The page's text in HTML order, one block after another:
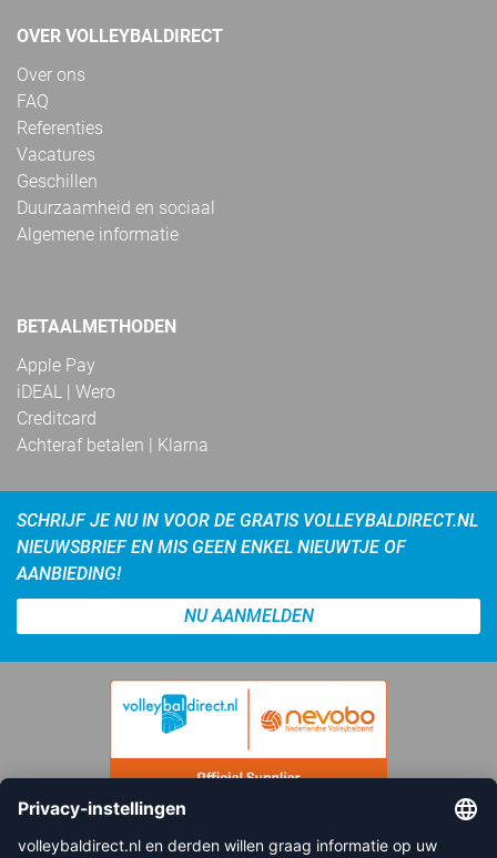
OVER VOLLEYBALDIRECT
Over ons
FAQ
Referenties
Vacatures
Geschillen
Duurzaamheid en sociaal
Algemene informatie
BETAALMETHODEN
Apple Pay
iDEAL | Wero
Creditcard
Achteraf betalen | Klarna
SCHRIJF JE NU IN VOOR DE GRATIS VOLLEYBALDIRECT.NL
NIEUWSBRIEF EN MIS GEEN ENKEL NIEUWTJE OF
AANBIEDING!
NU AANMELDEN